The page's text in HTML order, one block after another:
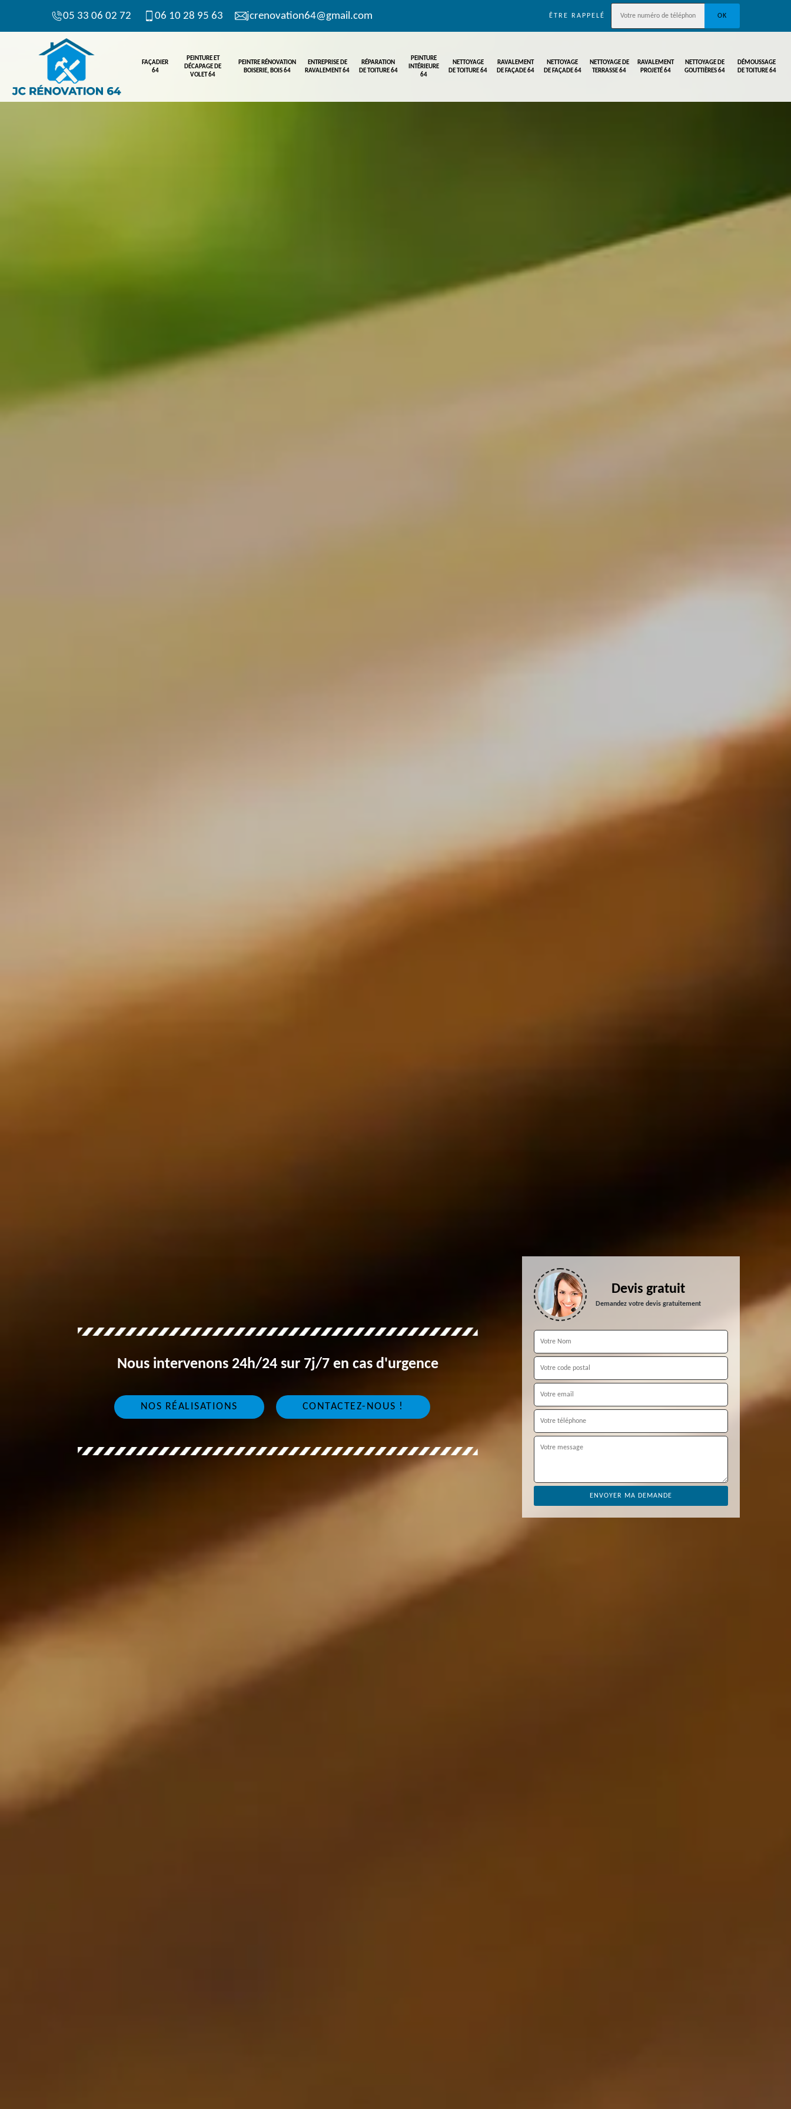
05 33 06 02 72 06 10 28 95 63 jcrenovation64@gmail.com ÊTRE RAPPELÉ
FAÇADIER
64
PEINTURE ET
DÉCAPAGE DE
VOLET 64
PEINTRE RÉNOVATION
BOISERIE, BOIS 64
ENTREPRISE DE
RAVALEMENT 64
RÉPARATION
DE TOITURE 64
PEINTURE
INTÉRIEURE
64
NETTOYAGE
DE TOITURE 64
RAVALEMENT
DE FAÇADE 64
NETTOYAGE
DE FAÇADE 64
NETTOYAGE DE
TERRASSE 64
RAVALEMENT
PROJETÉ 64
NETTOYAGE DE
GOUTTIÈRES 64
DÉMOUSSAGE
DE TOITURE 64
Nous intervenons 24h/24 sur 7j/7 en cas d'urgence
NOS RÉALISATIONS CONTACTEZ-NOUS !
Devis gratuit
Demandez votre devis gratuitement